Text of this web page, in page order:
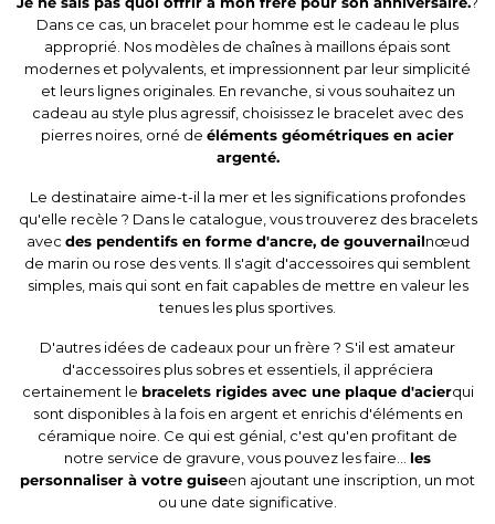
Dans ce cas, un bracelet pour homme est le cadeau le plus
approprié. Nos modèles de chaînes à maillons épais sont
modernes et polyvalents, et impressionnent par leur simplicité
et leurs lignes originales. En revanche, si vous souhaitez un
cadeau au style plus agressif, choisissez le bracelet avec des
pierres noires, orné de éléments géométriques en acier
argenté.
Le destinataire aime-t-il la mer et les significations profondes
qu'elle recèle ? Dans le catalogue, vous trouverez des bracelets
avec des pendentifs en forme d'ancre, de gouvernailnœud
de marin ou rose des vents. Il s'agit d'accessoires qui semblent
simples, mais qui sont en fait capables de mettre en valeur les
tenues les plus sportives.
D'autres idées de cadeaux pour un frère ? S'il est amateur
d'accessoires plus sobres et essentiels, il appréciera
certainement le bracelets rigides avec une plaque d'acierqui
sont disponibles à la fois en argent et enrichis d'éléments en
céramique noire. Ce qui est génial, c'est qu'en profitant de
notre service de gravure, vous pouvez les faire... les
personnaliser à votre guiseen ajoutant une inscription, un mot
ou une date significative.